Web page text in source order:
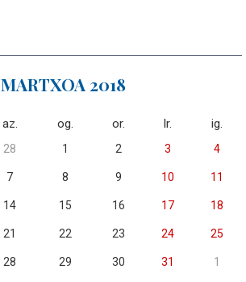
MARTXOA 2018
az. og. or. lr. ig.
28 1 2 3 4
7 8 9 10 11
14 15 16 17 18
21 22 23 24 25
28 29 30 31 1